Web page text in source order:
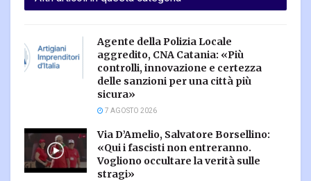
Agente della Polizia Locale
aggredito, CNA Catania: «Più
controlli, innovazione e certezza
delle sanzioni per una città più
sicura»
7 AGOSTO 2026
Via D’Amelio, Salvatore Borsellino:
«Qui i fascisti non entreranno.
Vogliono occultare la verità sulle
stragi»